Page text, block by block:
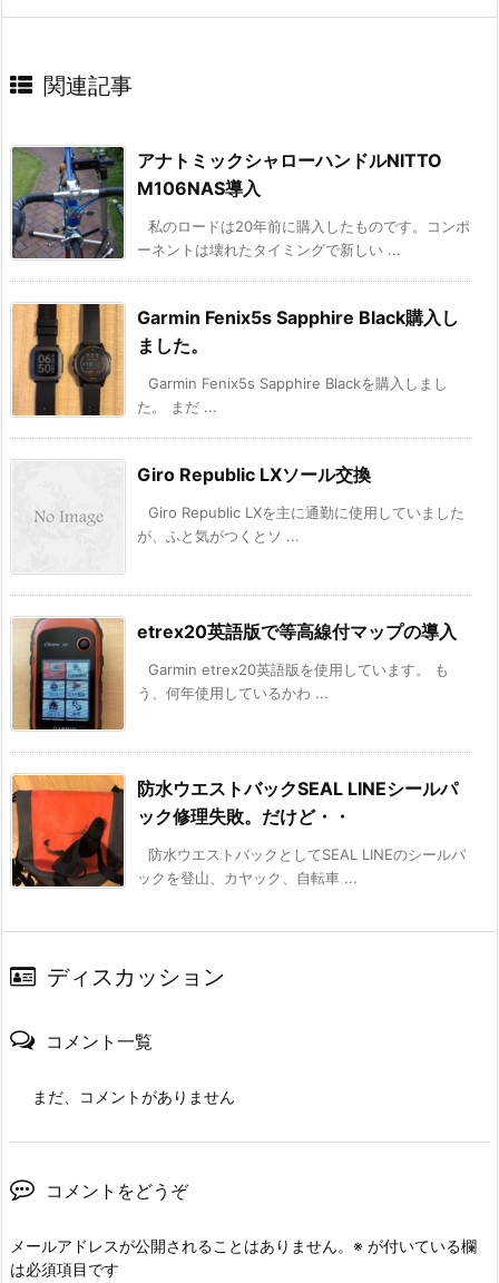
関連記事
アナトミックシャローハンドルNITTO
M106NAS導入
私のロードは20年前に購入したものです。コンポ
ーネントは壊れたタイミングで新しい ...
Garmin Fenix5s Sapphire Black購入し
ました。
Garmin Fenix5s Sapphire Blackを購入しまし
た。 まだ ...
Giro Republic LXソール交換
Giro Republic LXを主に通勤に使用していました
が、ふと気がつくとソ ...
etrex20英語版で等高線付マップの導入
Garmin etrex20英語版を使用しています。 も
う、何年使用しているかわ ...
防水ウエストバックSEAL LINEシールパ
ック修理失敗。だけど・・
防水ウエストバックとしてSEAL LINEのシールパ
ックを登山、カヤック、自転車 ...
ディスカッション
コメント一覧
まだ、コメントがありません
コメントをどうぞ
メールアドレスが公開されることはありません。 ※ が付いている欄
は必須項目です